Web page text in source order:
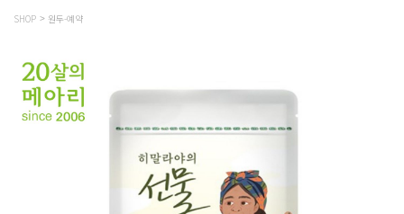
SHOP 원두-예약